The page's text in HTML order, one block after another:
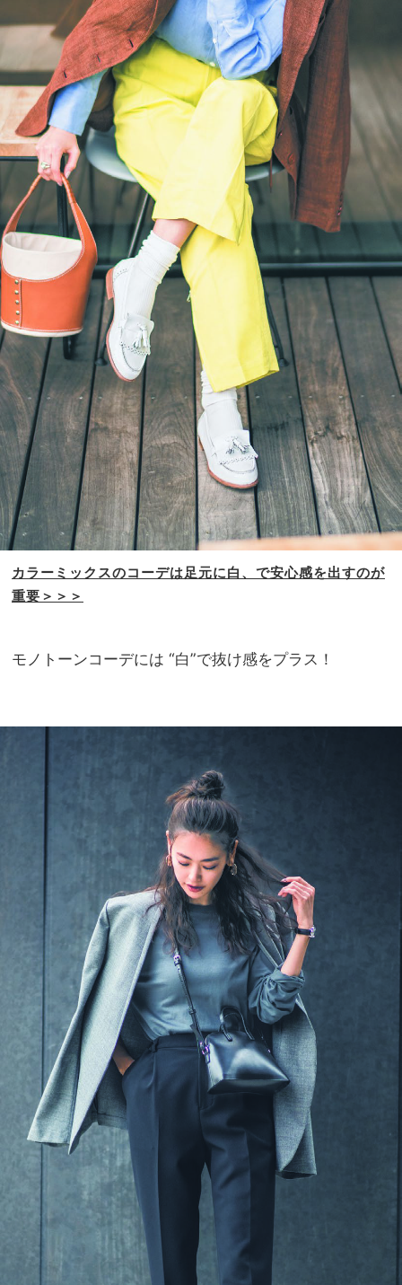
カラーミックスのコーデは足元に白、で安心感を出すのが
重要＞＞＞
モノトーンコーデには “白”で抜け感をプラス！